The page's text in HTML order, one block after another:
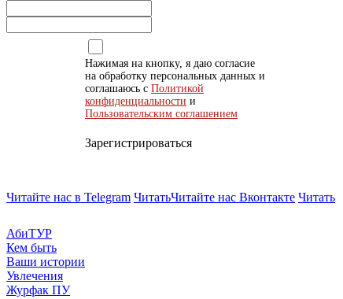
Нажимая на кнопку, я даю согласие
на обработку персональных данных и
соглашаюсь с Политикой
конфиденциальности и
Пользовательским соглашением
Зарегистрироваться
Читайте нас в Telegram ЧитатьЧитайте нас Вконтакте Читать
АбиТУР
Кем быть
Ваши истории
Увлечения
Журфак ПУ